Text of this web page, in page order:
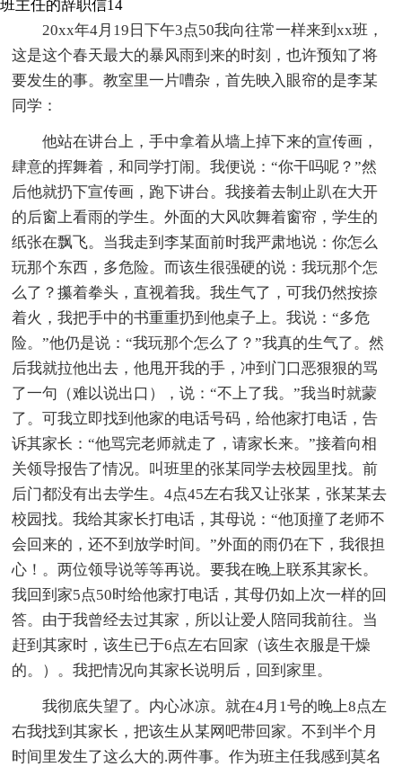
班主任的辞职信14
20xx年4月19日下午3点50我向往常一样来到xx班，
这是这个春天最大的暴风雨到来的时刻，也许预知了将
要发生的事。教室里一片嘈杂，首先映入眼帘的是李某
同学：
他站在讲台上，手中拿着从墙上掉下来的宣传画，
肆意的挥舞着，和同学打闹。我便说：“你干吗呢？”然
后他就扔下宣传画，跑下讲台。我接着去制止趴在大开
的后窗上看雨的学生。外面的大风吹舞着窗帘，学生的
纸张在飘飞。当我走到李某面前时我严肃地说：你怎么
玩那个东西，多危险。而该生很强硬的说：我玩那个怎
么了？攥着拳头，直视着我。我生气了，可我仍然按捺
着火，我把手中的书重重扔到他桌子上。我说：“多危
险。”他仍是说：“我玩那个怎么了？”我真的生气了。然
后我就拉他出去，他甩开我的手，冲到门口恶狠狠的骂
了一句（难以说出口），说：“不上了我。”我当时就蒙
了。可我立即找到他家的电话号码，给他家打电话，告
诉其家长：“他骂完老师就走了，请家长来。”接着向相
关领导报告了情况。叫班里的张某同学去校园里找。前
后门都没有出去学生。4点45左右我又让张某，张某某去
校园找。我给其家长打电话，其母说：“他顶撞了老师不
会回来的，还不到放学时间。”外面的雨仍在下，我很担
心！。两位领导说等等再说。要我在晚上联系其家长。
我回到家5点50时给他家打电话，其母仍如上次一样的回
答。由于我曾经去过其家，所以让爱人陪同我前往。当
赶到其家时，该生已于6点左右回家（该生衣服是干燥
的。）。我把情况向其家长说明后，回到家里。
我彻底失望了。内心冰凉。就在4月1号的晚上8点左
右我找到其家长，把该生从某网吧带回家。不到半个月
时间里发生了这么大的.两件事。作为班主任我感到莫名